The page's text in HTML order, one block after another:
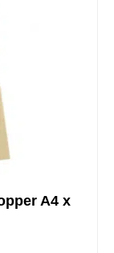
A4 x